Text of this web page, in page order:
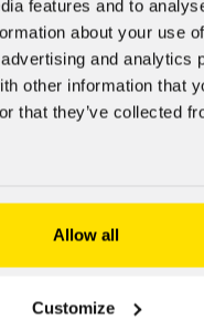
features and to
about your use
and analytics
other information that
that they’ve collected
Allow all
Customize
yhtä hyödyllisiä
aivoverisuonten
​​riippuen annoksesta
on huomattu
hoidossa
tutkimuksissa